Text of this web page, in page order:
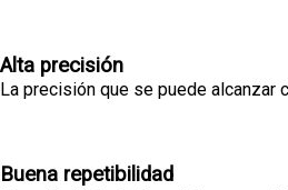
Alta precisión
La precisión que se puede alcanzar
Buena repetibilidad